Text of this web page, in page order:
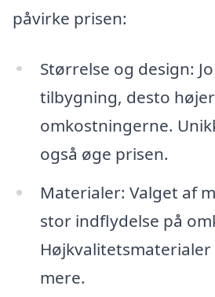
påvirke prisen:
Størrelse og design:
tilbygning, desto
omkostningerne.
også øge prisen.
Materialer: Valget af
stor indflydelse på
mere.